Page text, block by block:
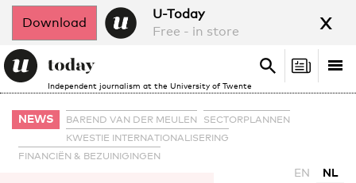
Download
U-Today
Free - in store
x
Independent journalism at the University of Twente
Search
Search
NEWS BAREND VAN DER MEULEN
SECTORPLANNEN
KWESTIE INTERNATIONALISERING
FINANCIËN & BEZUINIGINGEN
EN NL